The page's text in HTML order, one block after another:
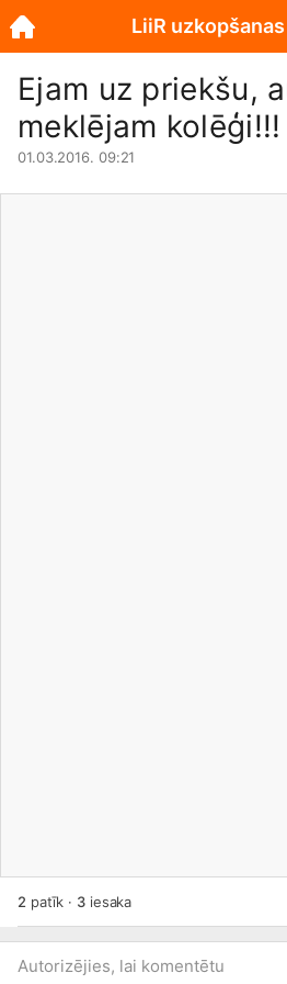
Ejam uz priekšu,
meklējam kolēģi!!!
01.03.2016. 09:21
2 patīk · 3iesaka
Autorizējies, lai komentētu
LiiR